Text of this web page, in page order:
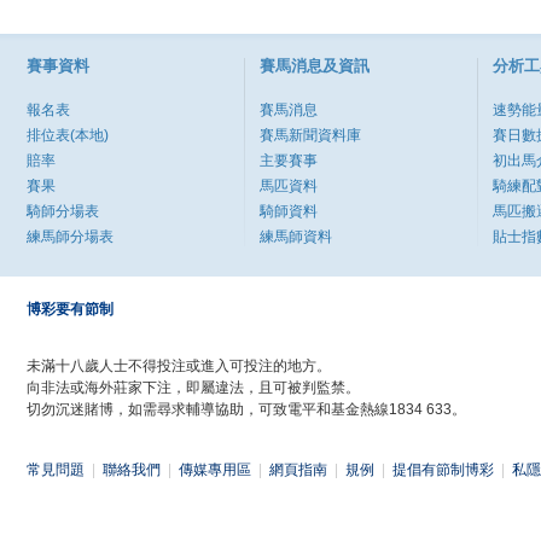
賽事資料
報名表
排位表(本地)
賠率
賽果
騎師分場表
練馬師分場表
賽馬消息及資訊
賽馬消息
賽馬新聞資料庫
主要賽事
馬匹資料
騎師資料
練馬師資料
分析
速勢能
賽日數
初出馬
騎練配
馬匹搬
貼士指
博彩要有節制
未滿十八歲人士不得投注或進入可投注的地方。
向非法或海外莊家下注，即屬違法，且可被判監禁。
切勿沉迷賭博，如需尋求輔導協助，可致電平和基金熱線1834 633。
常見問題 聯絡我們 傳媒專用區 網頁指南 規例 提倡有節制博彩 私